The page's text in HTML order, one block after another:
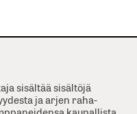
sisältää sisältöjä
ja arjen raha-